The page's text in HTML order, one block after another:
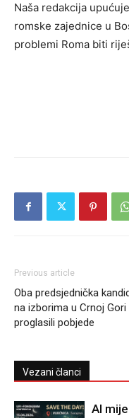
Naša redakcija
romske zajednice u
problemi Roma biti
Previous article
Oba predsjednička
na izborima u Crnoj Gori
proglasili pobjede
Vezani članci
AI